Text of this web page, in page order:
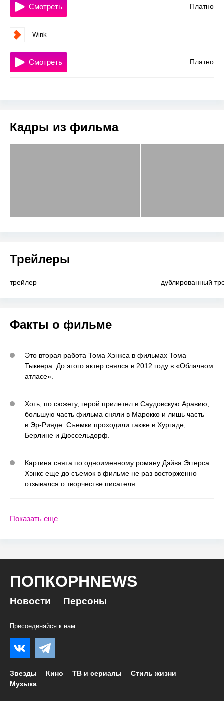
Платно
Смотреть
Wink
Платно
Смотреть
Кадры из фильма
Трейлеры
трейлер дублированный
Факты о фильме
Это вторая работа Тома Хэнкса в фильмах Тома
Тыквера. До этого актер снялся в 2012 году в «Облачном
атласе».
Хоть, по сюжету, герой прилетел в Саудовскую Аравию,
большую часть фильма сняли в Марокко и лишь часть –
в Эр-Рияде. Съемки проходили также в Хургаде,
Берлине и Дюссельдорф.
Картина снята по одноименному роману Дэйва Эггерса.
Хэнкс еще до съемок в фильме не раз восторженно
отзывался о творчестве писателя.
Показать еще
ПОПКОРНNEWS
Новости Персоны
Присоединяйся к нам:
Звезды Кино ТВ и сериалы
Стиль жизни
Музыка